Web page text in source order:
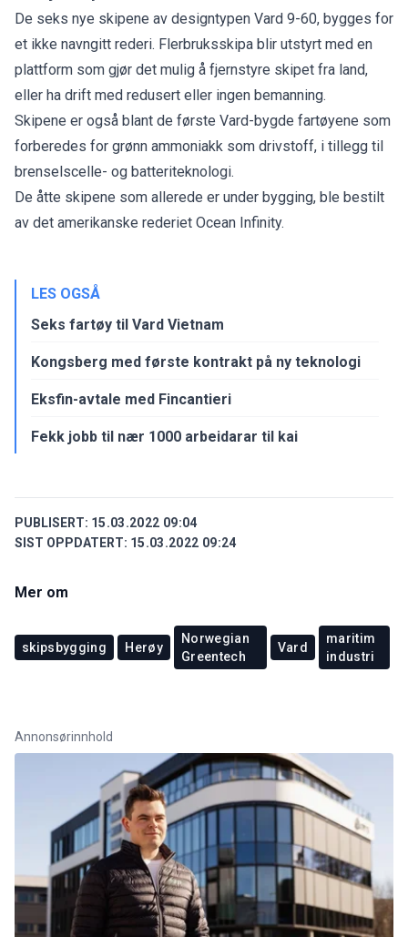
De seks nye skipene av designtypen Vard 9-60, bygges for
et ikke navngitt rederi. Flerbruksskipa blir utstyrt med en
plattform som gjør det mulig å fjernstyre skipet fra land,
eller ha drift med redusert eller ingen bemanning.
Skipene er også blant de første Vard-bygde fartøyene som
forberedes for grønn ammoniakk som drivstoff, i tillegg til
brenselscelle- og batteriteknologi.
De åtte skipene som allerede er under bygging, ble bestilt
av det amerikanske rederiet Ocean Infinity.
LES OGSÅ
Seks fartøy til Vard Vietnam
Kongsberg med første kontrakt på ny teknologi
Eksfin-avtale med Fincantieri
Fekk jobb til nær 1000 arbeidarar til kai
PUBLISERT: 15.03.2022 09:04
SIST OPPDATERT: 15.03.2022 09:24
Mer om
skipsbygging Herøy
Norwegian
Greentech
Vard
maritim
industri
Annonsørinnhold